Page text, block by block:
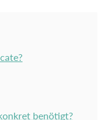
benötigt?